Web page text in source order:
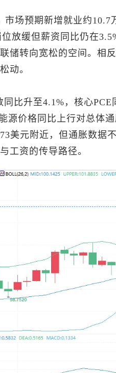
市场预期新增就业约
放缓但薪资同比仍在
储转向宽松的空间。相
动。
同比升至4.1%，核心
源价格同比上行对总体
美元附近，但通胀数据
工资的传导路径。